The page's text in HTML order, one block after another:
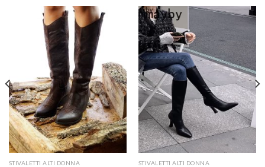
STIVALETTI ALTI DONNA STIVALETTI ALTI DONNA